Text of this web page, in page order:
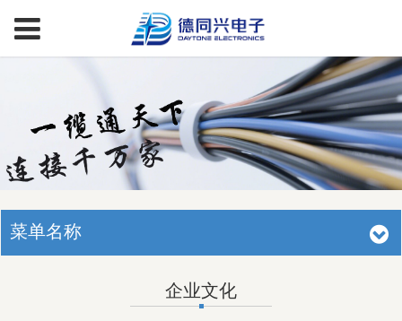
菜单名称
企业文化